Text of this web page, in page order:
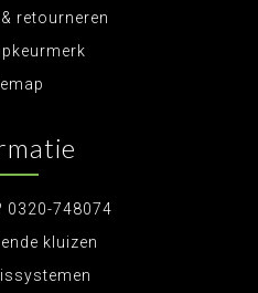
retourneren
0320-748074
kluizen